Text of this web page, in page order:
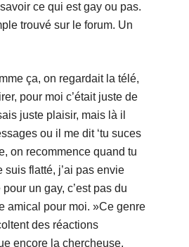
ce qui est gay ou pas.
trouvé sur le forum. Un
ça, on regardait la télé,
pour moi c’était juste de
juste plaisir, mais là il
ou il me dit ‘tu suces
on recommence quand tu
suis flatté, j’ai pas envie
un gay, c’est pas du
amical pour moi. »Ce genre
des réactions
encore la chercheuse.